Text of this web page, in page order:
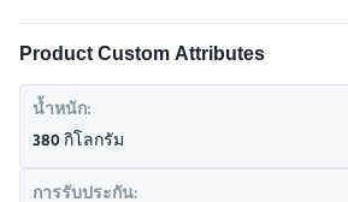
Product Custom Attributes
น้ำหนัก:
380 กิโลกรัม
การรับประกัน: